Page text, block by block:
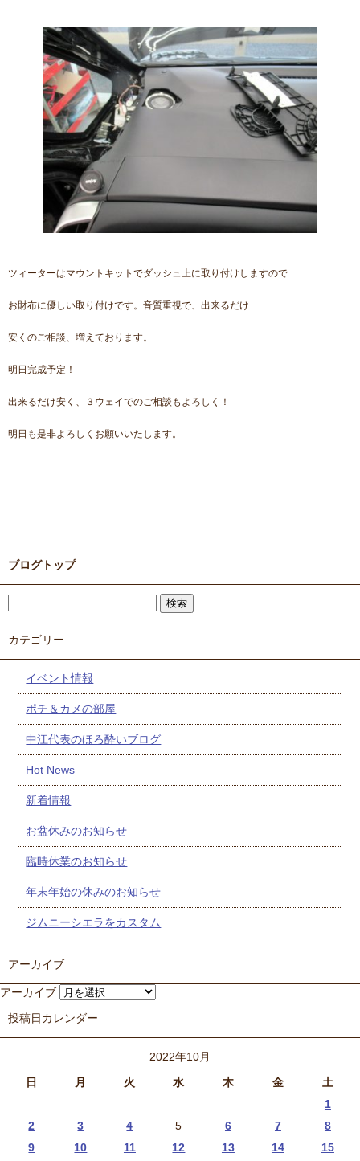
ツィーターはマウントキットでダッシュ上に取り付けしますので
お財布に優しい取り付けです。音質重視で、出来るだけ
安くのご相談、増えております。
明日完成予定！
出来るだけ安く、３ウェイでのご相談もよろしく！
明日も是非よろしくお願いいたします。
ブログトップ
カテゴリー
イベント情報
ポチ＆カメの部屋
中江代表のほろ酔いブログ
Hot News
新着情報
お盆休みのお知らせ
臨時休業のお知らせ
年末年始の休みのお知らせ
ジムニーシエラをカスタム
アーカイブ
アーカイブ
投稿日カレンダー
2022年10月
日
月 火 水 木 金 土
1
2
3 4 5 6 7
8
9
10 11 12 13 14
15